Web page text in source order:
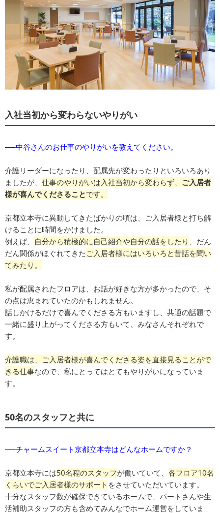
入社当初から変わらないやりがい
──中谷さんのお仕事のやりがいを教えてください。
介護リーダーになったり、配属先が変わったりといろいろあり
ましたが、 仕事のやりがいは入社当初から変わらず、 ご入居者
様が喜んでくださることです。
京都立本寺に異動してきたばかりの頃は、ご入居者様と打ち解
けることに時間をかけました。
例えば、 自分から積極的に自己紹介や自分の話をしたり 、だん
だん関係がほぐれてきた ご入居者様にはいろいろと昔話を聞い
てみたり。
私が配属されたフロアは、お話が好きな方が多かったので、そ
の点は恵まれていたのかもしれません。
話しかけるだけで喜んでくださる方もいますし、共通の話題で
一緒に盛り上がってくださる方もいて、みなさんそれぞれで
す。
介護職は、ご入居者様が喜んでくださる姿を直接見ることがで
きる仕事なので、私にとってはとてもやりがいになっていま
す。
50名のスタッフと共に
──チャームスイート京都立本寺はどんなホームですか？
京都立本寺には50名程のスタッフが働いていて、 各フロア10名
くらいでご入居者様のサポート をさせていただいています。
十分なスタッフ数が確保できているホームで、パートさんや生
活補助スタッフの方も含めてみんなでホーム運営をしていま